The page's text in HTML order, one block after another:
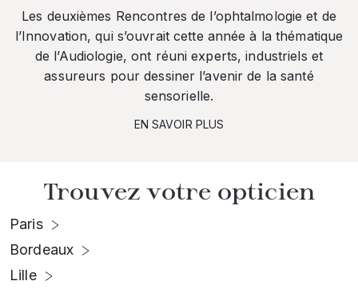
Les deuxièmes Rencontres de l’ophtalmologie et de
l’Innovation, qui s’ouvrait cette année à la thématique
de l’Audiologie, ont réuni experts, industriels et
assureurs pour dessiner l’avenir de la santé
sensorielle.
EN SAVOIR PLUS
Trouvez votre opticien
Paris
Bordeaux
Lille